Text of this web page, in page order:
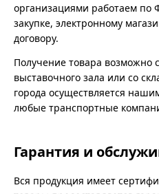
организациями работаем по
закупке, электронному
договору.
Получение товара возможно
выставочного зала или со
города осуществляется
любые транспортные
Гарантия и
Вся продукция имеет